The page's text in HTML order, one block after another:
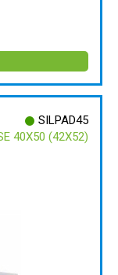
SILPAD45
40X50 (42X52)